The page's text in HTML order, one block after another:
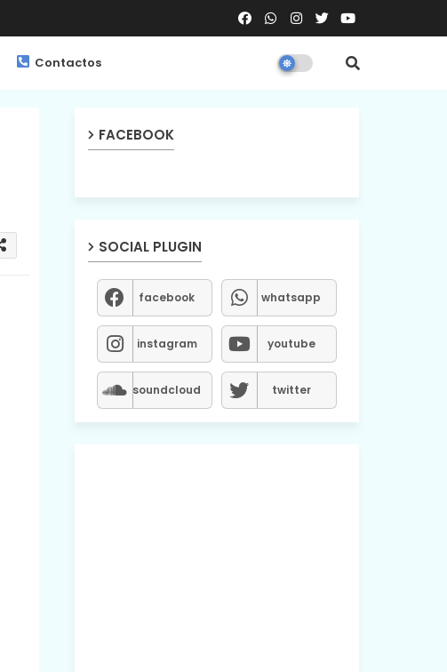
Contactos
FACEBOOK
SOCIAL PLUGIN
facebook whatsapp
instagram youtube
soundcloud twitter